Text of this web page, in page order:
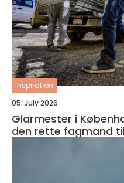
inspiration
05. July 2026
Glarmester i
den rette fagmand